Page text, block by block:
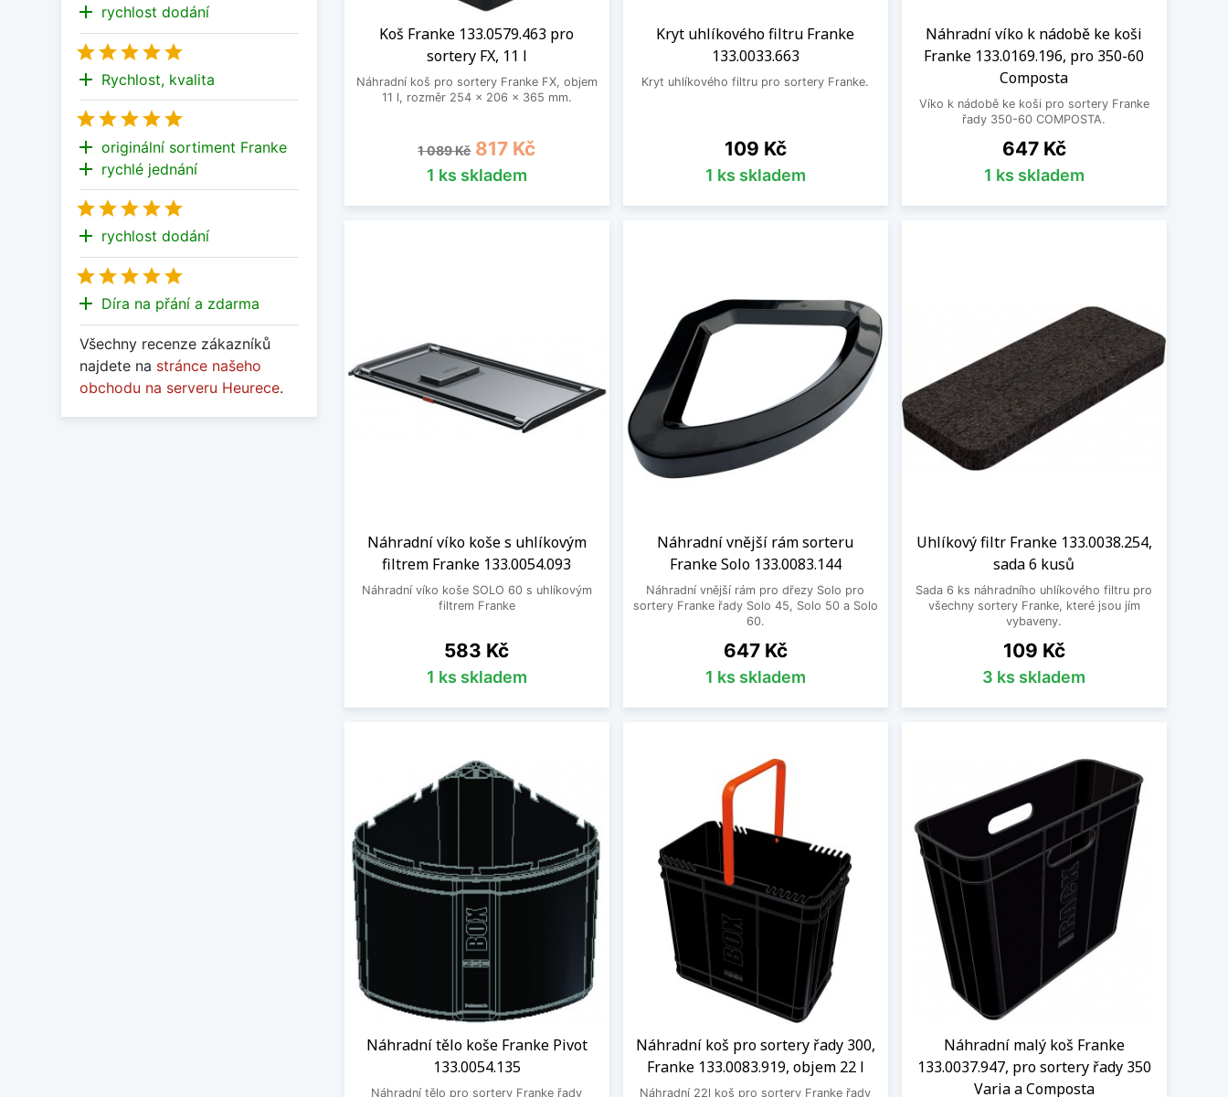
add rychlost dodání

add Rychlost, kvalita

add originální sortiment Franke
add rychlé jednání

add rychlost dodání

add Díra na přání a zdarma
Všechny recenze zákazníků
najdete na stránce našeho
obchodu na serveru Heurece.
Koš Franke 133.0579.463 pro
sortery FX, 11 l
Náhradní koš pro sortery Franke FX, objem
11 l, rozměr 254 x 206 x 365 mm.
Běžná cena
1 089 Kč Cena
817 Kč
1 ks skladem
Kryt uhlíkového filtru Franke
133.0033.663
Kryt uhlíkového filtru pro sortery Franke.
Cena
109 Kč
1 ks skladem
Náhradní víko k nádobě ke koši
Franke 133.0169.196, pro 350-60
Composta
Víko k nádobě ke koši pro sortery Franke
řady 350-60 COMPOSTA.
Cena
647 Kč
1 ks skladem
Náhradní víko koše s uhlíkovým
filtrem Franke 133.0054.093
Náhradní víko koše SOLO 60 s uhlíkovým
filtrem Franke
Cena
583 Kč
1 ks skladem
Náhradní vnější rám sorteru
Franke Solo 133.0083.144
Náhradní vnější rám pro dřezy Solo pro
sortery Franke řady Solo 45, Solo 50 a Solo
60.
Cena
647 Kč
1 ks skladem
Uhlíkový filtr Franke 133.0038.254,
sada 6 kusů
Sada 6 ks náhradního uhlíkového filtru pro
všechny sortery Franke, které jsou jím
vybaveny.
Cena
109 Kč
3 ks skladem
Náhradní tělo koše Franke Pivot
133.0054.135
Náhradní tělo pro sortery Franke řady
Náhradní koš pro sortery řady 300,
Franke 133.0083.919, objem 22 l
Náhradní 22l koš pro sortery Franke řady
Náhradní malý koš Franke
133.0037.947, pro sortery řady 350
Varia a Composta